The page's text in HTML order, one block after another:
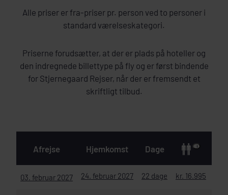
Alle priser er fra-priser pr. person ved to personer i
standard værelseskategori.
Priserne forudsætter, at der er plads på hoteller og
den indregnede billettype på fly og er først bindende
for Stjernegaard Rejser, når der er fremsendt et
skriftligt tilbud.
Afrejse Hjemkomst Dage
03. februar 2027 24. februar 2027 22 dage kr. 16.995